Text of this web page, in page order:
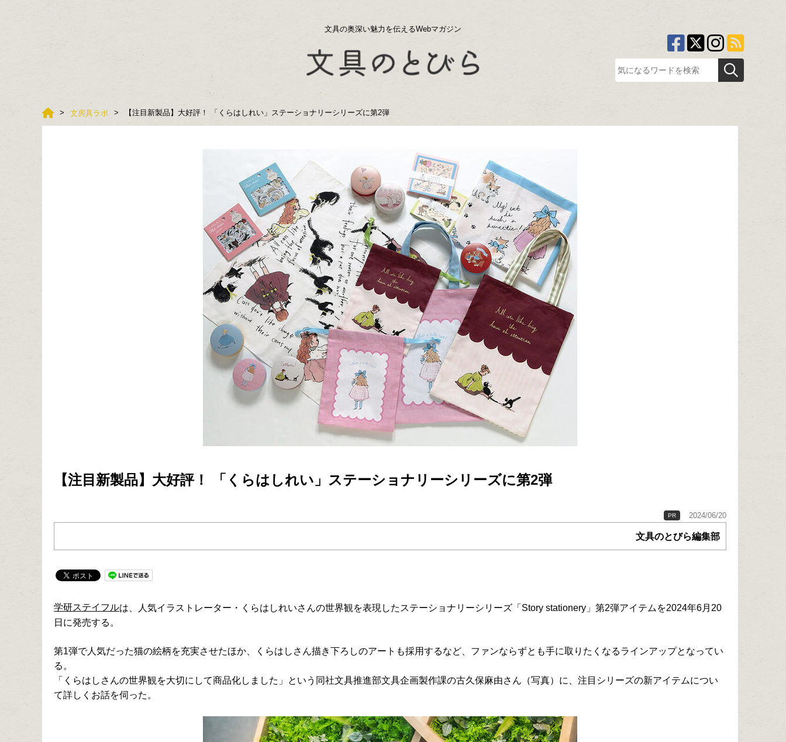
文具の奥深い魅力を伝えるWebマガジン
文房具ラボ 【注目新製品】大好評！ 「くらはしれい」ステーショナリーシリーズに第2弾
【注目新製品】大好評！ 「くらはしれい」ステーショナリーシリーズに第2弾
PR 2024/06/20
文具のとびら編集部
学研ステイフルは、人気イラストレーター・くらはしれいさんの世界観を表現したステーショナリーシリーズ「Story stationery」第2弾アイテムを2024年6月20
日に発売する。
第1弾で人気だった猫の絵柄を充実させたほか、くらはしさん描き下ろしのアートも採用するなど、ファンならずとも手に取りたくなるラインアップとなってい
る。
「くらはしさんの世界観を大切にして商品化しました」という同社文具推進部文具企画製作課の古久保麻由さん（写真）に、注目シリーズの新アイテムについ
て詳しくお話を伺った。